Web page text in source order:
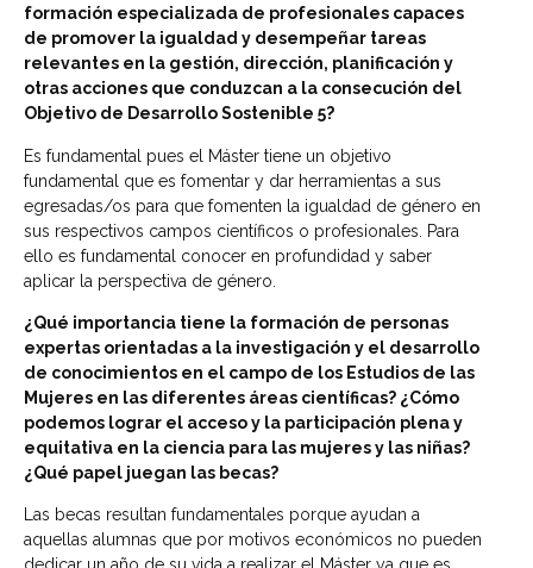
formación especializada de profesionales capaces
de promover la igualdad y desempeñar tareas
relevantes en la gestión, dirección, planificación y
otras acciones que conduzcan a la consecución del
Objetivo de Desarrollo Sostenible 5?
Es fundamental pues el Máster tiene un objetivo
fundamental que es fomentar y dar herramientas a sus
egresadas/os para que fomenten la igualdad de género en
sus respectivos campos científicos o profesionales. Para
ello es fundamental conocer en profundidad y saber
aplicar la perspectiva de género.
¿Qué importancia tiene la formación de personas
expertas orientadas a la investigación y el desarrollo
de conocimientos en el campo de los Estudios de las
Mujeres en las diferentes áreas científicas? ¿Cómo
podemos lograr el acceso y la participación plena y
equitativa en la ciencia para las mujeres y las niñas?
¿Qué papel juegan las becas?
Las becas resultan fundamentales porque ayudan a
aquellas alumnas que por motivos económicos no pueden